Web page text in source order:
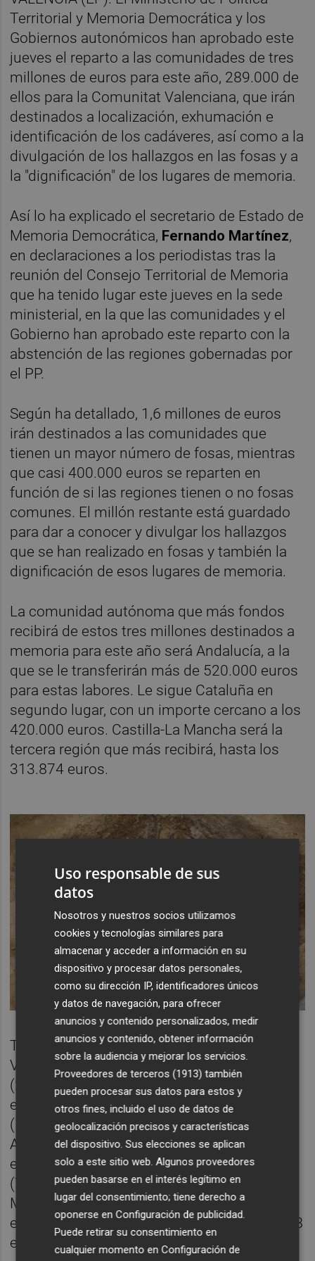
Territorial y Memoria Democrática y los
Gobiernos autonómicos han aprobado este
jueves el reparto a las comunidades de tres
millones de euros para este año, 289.000 de
ellos para la Comunitat Valenciana, que irán
destinados a localización, exhumación e
identificación de los cadáveres, así como a la
divulgación de los hallazgos en las fosas y a
la "dignificación" de los lugares de memoria.
Así lo ha explicado el secretario de Estado de
Memoria Democrática, Fernando Martínez,
en declaraciones a los periodistas tras la
reunión del Consejo Territorial de Memoria
que ha tenido lugar este jueves en la sede
ministerial, en la que las comunidades y el
Gobierno han aprobado este reparto con la
abstención de las regiones gobernadas por
el PP.
Según ha detallado, 1,6 millones de euros
irán destinados a las comunidades que
tienen un mayor número de fosas, mientras
que casi 400.000 euros se reparten en
función de si las regiones tienen o no fosas
comunes. El millón restante está guardado
para dar a conocer y divulgar los hallazgos
que se han realizado en fosas y también la
dignificación de esos lugares de memoria.
La comunidad autónoma que más fondos
recibirá de estos tres millones destinados a
memoria para este año será Andalucía, a la
que se le transferirán más de 520.000 euros
para estas labores. Le sigue Cataluña en
segundo lugar, con un importe cercano a los
420.000 euros. Castilla-La Mancha será la
tercera región que más recibirá, hasta los
313.874 euros.
Tras estas regiones se sitúan la Comunitat
Valenciana (289.327 euros); Castilla y León
(226.760 euros); Extremadura (192.422
euros); Navarra (140.974 euros); Aragón
(126.759 euros); Baleares (124.195 euros);
Asturias (105.815 euros); Galicia (77.686
euros); Canarias (74.104 euros); Cantabria
(70.163 euros); Euskadi (70.419 euros);
Murcia (65.032 euros); La Rioja (59.119
euros); Madrid (58.829 euros); Ceuta (31.868
euros) y Melilla (31.758 euros).
Uso responsable de sus
datos
Nosotros y nuestros socios utilizamos
cookies y tecnologías similares para
almacenar y acceder a información en su
dispositivo y procesar datos personales,
como su dirección IP, identificadores únicos
y datos de navegación, para ofrecer
anuncios y contenido personalizados, medir
anuncios y contenido, obtener información
sobre la audiencia y mejorar los servicios.
Proveedores de terceros (1913) también
pueden procesar sus datos para estos y
otros fines, incluido el uso de datos de
geolocalización precisos y características
del dispositivo. Sus elecciones se aplican
solo a este sitio web. Algunos proveedores
pueden basarse en el interés legítimo en
lugar del consentimiento; tiene derecho a
oponerse enConfiguración de publicidad
Puede retirar su consentimiento en
cualquier momento enConfiguración de